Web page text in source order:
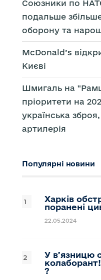
Союзники по
подальше
оборону та
McDonald’s
Києві
Шмигаль на
пріоритети на
українська
артилерія
Популярні новини
Харків
поранені
22.05.2024
У вʼязницю
?